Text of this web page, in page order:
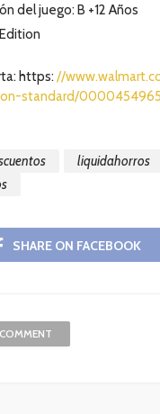
del juego: B +12 Años
https: //
standard/
liquidahorros
SHARE ON FACEBOOK